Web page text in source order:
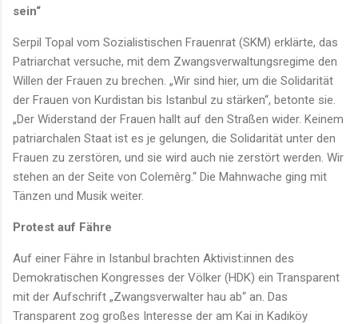
sein“
Serpil Topal vom Sozialistischen Frauenrat (SKM) erklärte, das
Patriarchat versuche, mit dem Zwangsverwaltungsregime den
Willen der Frauen zu brechen. „Wir sind hier, um die Solidarität
der Frauen von Kurdistan bis Istanbul zu stärken“, betonte sie.
„Der Widerstand der Frauen hallt auf den Straßen wider. Keinem
patriarchalen Staat ist es je gelungen, die Solidarität unter den
Frauen zu zerstören, und sie wird auch nie zerstört werden. Wir
stehen an der Seite von Colemêrg.“ Die Mahnwache ging mit
Tänzen und Musik weiter.
Protest auf Fähre
Auf einer Fähre in Istanbul brachten Aktivist:innen des
Demokratischen Kongresses der Völker (HDK) ein Transparent
mit der Aufschrift „Zwangsverwalter hau ab“ an. Das
Transparent zog großes Interesse der am Kai in Kadıköy